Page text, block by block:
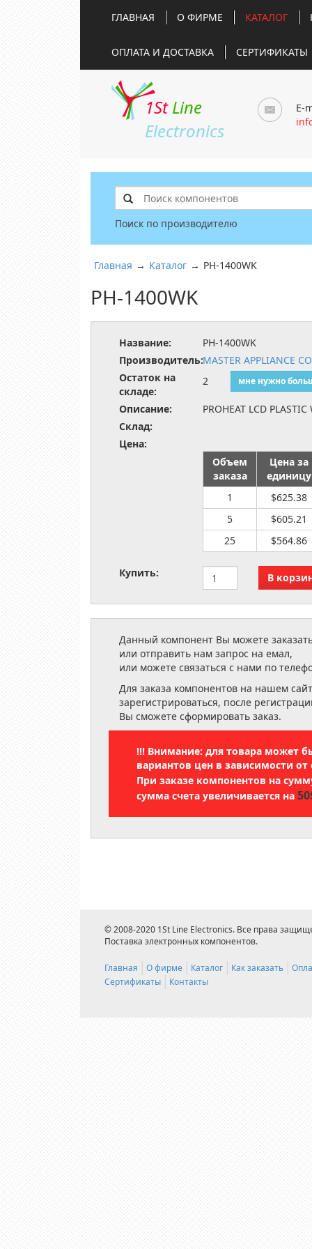
ГЛАВНАЯ О ФИРМЕ КАТАЛОГ
ОПЛАТА И ДОСТАВКА СЕРТИФИКАТЫ
1St Line
Electronics
E-
Поиск по производителю
Главная → Каталог → PH-1400WK
PH-1400WK
Название:
PH-1400WK
Производитель:MASTER APPLIANCE CO
Остаток на
складе:
2 мне нужно
Описание:
PROHEAT LCD
Склад:
Цена:
Объем
заказа
Цена за
единицу
1
$625.38
5
$605.21
25
$564.86
Купить:
Данный компонент Вы можете
или отправить нам запрос на емал,
или можете связаться с нами по
Для заказа компонентов на нашем
зарегистрироваться, после
Вы сможете сформировать заказ.
!!! Внимание: для товара может
вариантов цен в зависимости от
При заказе компонентов на
сумма счета увеличивается на
© 2008-2020 1St Line Electronics. Все права
Поставка электронных компонентов.
Главная О фирме Каталог Как заказать
Сертификаты
Контакты